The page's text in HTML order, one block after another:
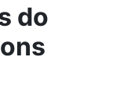
do